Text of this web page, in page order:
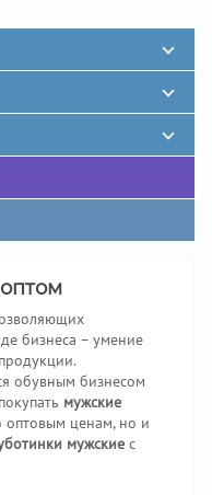
бизнеса – умение
обувным бизнесом
мужские
оптовым ценам, но и
мужские с